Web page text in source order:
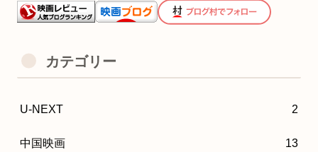
カテゴリー
U-NEXT 2
中国映画 13